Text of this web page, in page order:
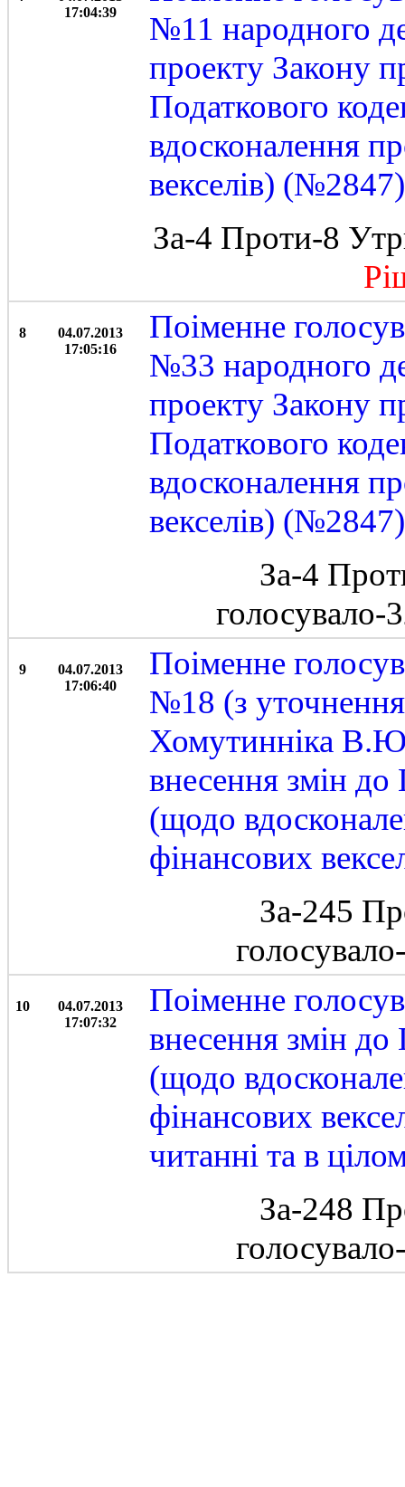
17:04:39
№11 народного
проекту Закону
Податкового
вдосконалення
векселів) (№2847)
За-4 Проти-8
8
04.07.2013
17:05:16
Поіменне
№33 народного
проекту Закону
Податкового
вдосконалення
векселів) (№2847)
За-4
голосувало-
9
04.07.2013
17:06:40
Поіменне
№18 (з
Хомутинніка
внесення змін до
(щодо
фінансових
За-245
10
04.07.2013
17:07:32
Поіменне
внесення змін до
(щодо
фінансових
читанні та в
За-248